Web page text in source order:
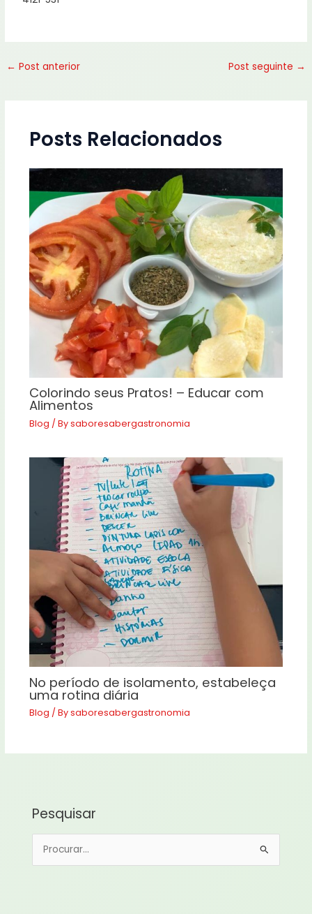
← Post anterior Post seguinte →
Posts Relacionados
Colorindo seus Pratos! – Educar com
Alimentos
Blog / Bysaboresabergastronomia
No período de isolamento, estabeleça
uma rotina diária
Blog / Bysaboresabergastronomia
Pesquisar